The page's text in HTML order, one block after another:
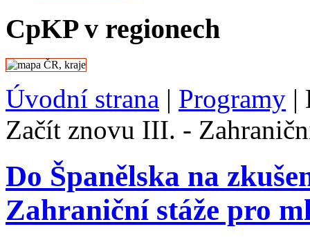
CpKP v regionech
Úvodní strana | Programy |
Začít znovu III. -
Do Španělska na
Zahraniční stáže pro